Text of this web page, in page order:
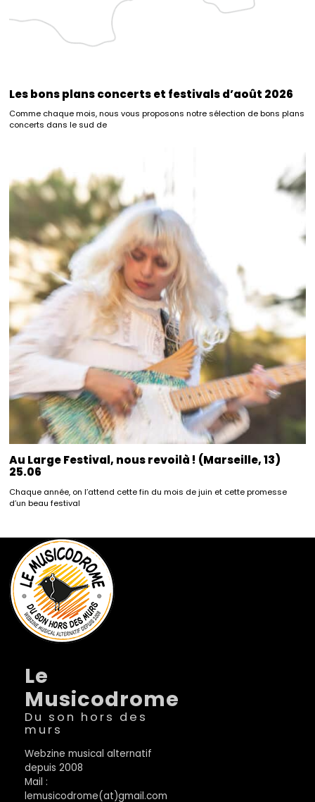
Les bons plans concerts et festivals d’août 2026
Comme chaque mois, nous vous proposons notre sélection de bons plans
concerts dans le sud de
Au Large Festival, nous revoilà ! (Marseille, 13)
25.06
Chaque année, on l’attend cette fin du mois de juin et cette promesse
d’un beau festival
Le
Musicodrome
Du son hors des
murs
Webzine musical alternatif
depuis 2008
Mail :
lemusicodrome(at)gmail.com